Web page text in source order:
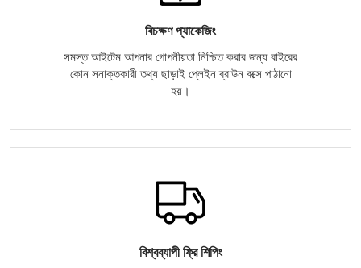
বিচক্ষণ প্যাকেজিং
সমস্ত আইটেম আপনার গোপনীয়তা নিশ্চিত করার জন্য বাইরের
কোন সনাক্তকারী তথ্য ছাড়াই প্লেইন ব্রাউন বক্সে পাঠানো
হয়।
বিশ্বব্যাপী ফ্রি শিপিং